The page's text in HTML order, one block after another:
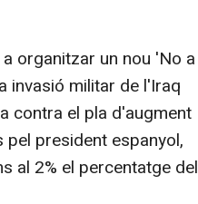
organitzar un nou 'No a
invasió militar de l'Iraq
contra el pla d'augment
president espanyol,
al 2% el percentatge del